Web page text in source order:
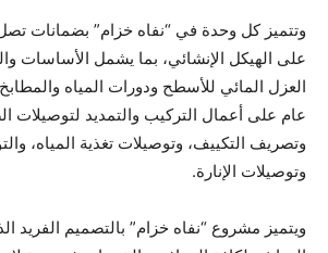
على الهيكل الإنشائي، بما يشمل الأساسات
العزل المائي للأسطح ودورات المياه
عام على أعمال التركيب والتمديد
وتصريف التكييف، وتوصيلات تغذية المياه،
وتوصيلات الإنارة.
ويتميز مشروع “نفاه خزام” بالتصميم الفريد